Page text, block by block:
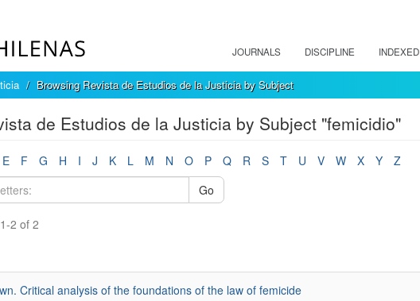
JOURNALS DISCIPLINE INDEXED
Browsing Revista de Estudios de la Justicia by Subject
de Estudios de la Justicia by Subject "femicidio"
E F G H I J K L M N O P Q R S T U V W X Y
Z
Go
2 of 2
Critical analysis of the foundations of the law of femicide